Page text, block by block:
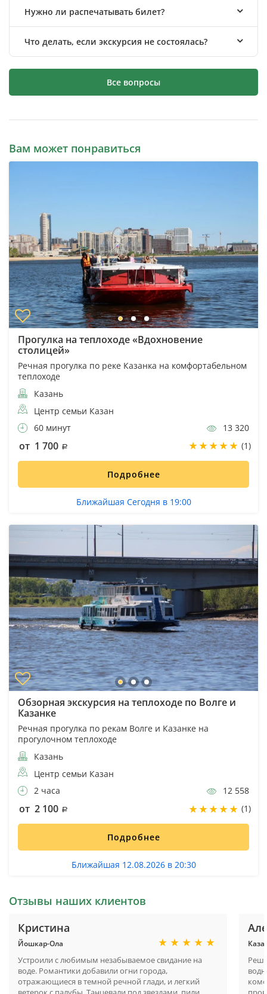
Нужно ли распечатывать билет?
Что делать, если экскурсия не состоялась?
Все вопросы
Вам может понравиться
Прогулка на теплоходе «Вдохновение
столицей»
Речная прогулка по реке Казанка на комфортабельном
теплоходе
Казань
Центр семьи Казан
60 минут
13 320
от 1 700 (1)
Подробнее
Ближайшая Сегодня в 19:00
Обзорная экскурсия на теплоходе по Волге и
Казанке
Речная прогулка по рекам Волге и Казанке на
прогулочном теплоходе
Казань
Центр семьи Казан
2 часа
12 558
от 2 100 (1)
Подробнее
Ближайшая 12.08.2026 в 20:30
Отзывы наших клиентов
Кристина
Йошкар-Ола
Устроили с любимым незабываемое свидание на
воде. Романтики добавили огни города,
отражающиеся в темной речной глади, и легкий